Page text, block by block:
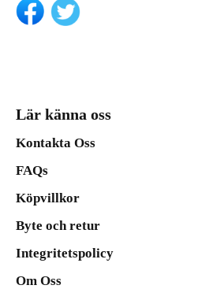
Lär känna oss
Kontakta Oss
FAQs
Köpvillkor
Byte och retur
Integritetspolicy
Om Oss